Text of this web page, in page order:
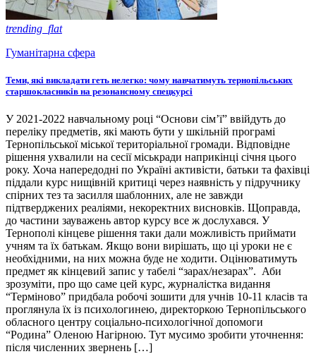
trending_flat
Гуманітарна сфера
Теми, які викладати геть нелегко: чому навчатимуть тернопільських
старшокласників на резонансному спецкурсі
У 2021-2022 навчальному році “Основи сім’ї” ввійдуть до
переліку предметів, які мають бути у шкільній програмі
Тернопільської міської територіальної громади. Відповідне
рішення ухвалили на сесії міськради наприкінці січня цього
року. Хоча напередодні по Україні активісти, батьки та фахівці
піддали курс нищівній критиці через наявність у підручнику
спірних тез та засилля шаблонних, але не завжди
підтверджених реаліями, некоректних висновків. Щоправда,
до частини зауважень автор курсу все ж дослухався. У
Тернополі кінцеве рішення таки дали можливість приймати
учням та їх батькам. Якщо вони вирішать, що ці уроки не є
необхідними, на них можна буде не ходити. Оцінюватимуть
предмет як кінцевий запис у табелі “зарах/незарах”. Аби
зрозуміти, про що саме цей курс, журналістка видання
“Терміново” придбала робочі зошити для учнів 10-11 класів та
проглянула їх із психологинею, директоркою Тернопільського
обласного центру соціально-психологічної допомоги
“Родина” Оленою Нагірною. Тут мусимо зробити уточнення:
після численних звернень […]